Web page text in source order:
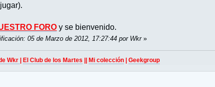
FORO y se bienvenido.
05 de Marzo de 2012, 17:27:44 por Wkr»
Wkr |El Club de los Martes ||Mi colección |Geekgroup